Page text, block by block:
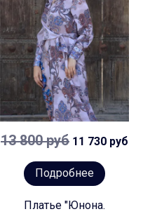
13 800 руб 11 730 руб
Подробнее
Платье "Юнона.